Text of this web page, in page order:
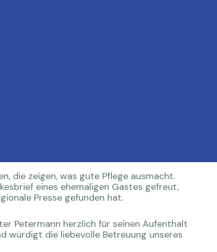
die zeigen, was gute Pflege ausmacht.
eines ehemaligen Gastes gefreut,
Presse gefunden hat.
Petermann herzlich für seinen Aufenthalt
würdigt die liebevolle Betreuung unseres